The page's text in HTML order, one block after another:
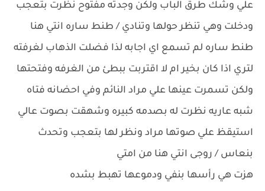
علي وشك طرق الباب ولكن وجدته مفتوح نظرت بتعجب
ودخلت وهي تنظر حولها وتنادي / طنط ساره انتي هنا
طنط ساره لم تسمع اي اجابه لذا فضلت الذهاب لغرفته
لتري اذا كان بخير ام لا اقتربت ببطئ من الغرفه وفتحتها
ولكن تسمرت عينها علي مراد النائم وفي احضانه فتاه
شبه عاريه نظرت له بصدمه كبيره وشهقت بصوت عالي
استيقظ علي صوتها مراد ونظر لها بتعجب وتحدث
بنعاس / روجى انتي هنا من امتي
هزت هي رأسها بنفي ودموعها تهبط بشده